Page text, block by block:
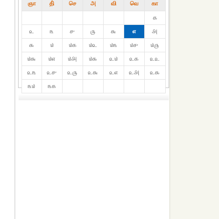
ஞா தி் செ அ வி வெ கா
௧
௨
௩ ௪ ௫ ௬ ௭
௮
௯
௰ ௰௧ ௰௨ ௰௩ ௰௪
௰௫
௰௬
௰௭ ௰௮ ௰௯ ௨௰ ௨௧
௨௨
௨௩
௨௪ ௨௫ ௨௬ ௨௭ ௨௮
௨௯
௩௰
௩௧